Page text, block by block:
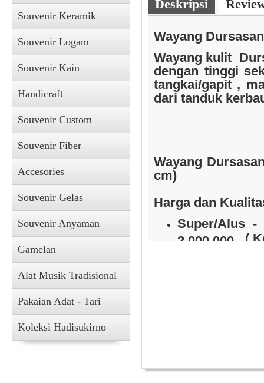
Souvenir Keramik
Souvenir Logam
Souvenir Kain
Handicraft
Souvenir Custom
Souvenir Fiber
Accesories
Souvenir Gelas
Souvenir Anyaman
Gamelan
Alat Musik Tradisional
Pakaian Adat - Tari
Koleksi Hadisukirno
Souvenir Kain
Deskripsi
Wayang
Wayang kulit
dengan tinggi
tangkai/gapit ,
dari tanduk
Wayang
cm)
Harga dan
Super/Alus
2.000.000,- (